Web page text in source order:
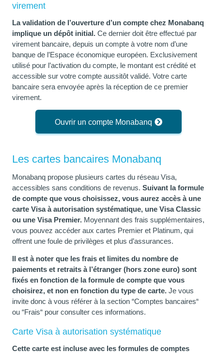
virement
La validation de l’ouverture d’un compte chez Monabanq
implique un dépôt initial. Ce dernier doit être effectué par
virement bancaire, depuis un compte à votre nom d’une
banque de l’Espace économique européen. Exclusivement
utilisé pour l’activation du compte, le montant est crédité et
accessible sur votre compte aussitôt validé. Votre carte
bancaire sera envoyée après la réception de ce premier
virement.
Ouvrir un compte Monabanq
Les cartes bancaires Monabanq
Monabanq propose plusieurs cartes du réseau Visa,
accessibles sans conditions de revenus. Suivant la formule
de compte que vous choisissez, vous aurez accès à une
carte Visa à autorisation systématique, une Visa Classic
ou une Visa Premier. Moyennant des frais supplémentaires,
vous pouvez accéder aux cartes Premier et Platinum, qui
offrent une foule de privilèges et plus d’assurances.
Il est à noter que les frais et limites du nombre de
paiements et retraits à l’étranger (hors zone euro) sont
fixés en fonction de la formule de compte que vous
choisirez, et non en fonction du type de carte. Je vous
invite donc à vous référer à la section “Comptes bancaires“
ou “Frais“ pour consulter ces informations.
Carte Visa à autorisation systématique
Cette carte est incluse avec les formules de comptes